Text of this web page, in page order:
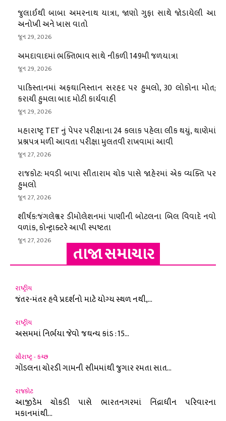
જુલાઈથી બાબા અમરનાથ યાત્રા, જાણો ગુફા સાથે જોડાયેલી આ
અનોખી અને ખાસ વાતો
જૂન 29, 2026
અમદાવાદમાં ભક્તિભાવ સાથે નીકળી 149મી જળયાત્રા
જૂન 29, 2026
પાકિસ્તાનમાં અફઘાનિસ્તાન સરહદ પર હુમલો, 30 લોકોના મોત;
કરાચી હુમલા બાદ મોટી કાર્યવાહી
જૂન 29, 2026
મહારાષ્ટ્ર TET નું પેપર પરીક્ષાના 24 કલાક પહેલા લીક થયું, થાણેમાં
પ્રશ્નપત્ર મળી આવતા પરીક્ષા મુલતવી રાખવામાં આવી
જૂન 27, 2026
રાજકોટ: મવડી બાપા સીતારામ ચોક પાસે જાહેરમાં એક વ્યક્તિ પર
હુમલો
જૂન 27, 2026
શીર્ષક:જંગલેશ્વર ડીમોલેશનમાં પાણીની બોટલના બિલ વિવાદે નવો
વળાંક, કોન્ટ્રાક્ટરે આપી સ્પષ્ટતા
જૂન 27, 2026
તાજા સમાચાર
રાષ્ટ્રીય
જંતર-મંતર હવે પ્રદર્શનો માટે યોગ્ય સ્થળ નથી,...
રાષ્ટ્રીય
અસમમાં નિર્ભયા જેવો જઘન્ય કાંડ : 15...
સૌરાષ્ટ્ર - કચ્છ
ગોંડલના ચોરડી ગામની સીમમાંથી જુગાર રમતા સાત...
રાજકોટ
આજીડેમ ચોકડી પાસે ભારતનગરમાં નિંદ્રાધીન પરિવારના
મકાનમાંથી...